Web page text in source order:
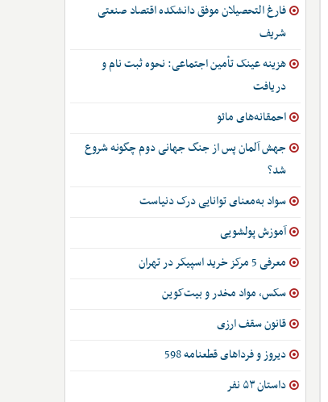
فارغ التحصیلان موفق دانشکده اقتصاد صنعتی
شریف
هزینه عینک تأمین اجتماعی: نحوه ثبت نام و
دریافت
احمقانه‌های مائو
جهش آلمان پس از جنگ جهانی دوم چگونه شروع
شد؟
سواد به‌معنای توانایی درک دنیاست
آموزش پولشویی
معرفی 5 مرکز خرید اسپیکر در تهران
سکس، مواد مخدر و بیت‌کوین
قانون سقف ارزی
دیروز و فرداهای قطعنامه 598
داستان ۵۳ نفر